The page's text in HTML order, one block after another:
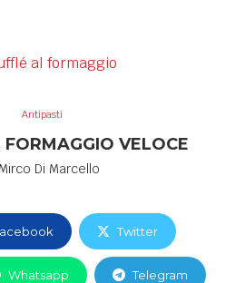
Antipasti
FORMAGGIO VELOCE
Mirco Di Marcello
Twitter
Whatsapp Telegram